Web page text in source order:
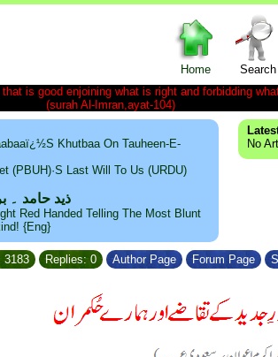
Home Search
is good enjoining what is right and forbidding
(surah Al-Imran,ayat-104)
Khutbaa On Tauheen-E-
(PBUH)·s Last Will To Us (URDU)
ذید حامد
Red Handed Telling The Most Blunt
{Eng}
No
3183 Replies: 0 Author Page Forum Page